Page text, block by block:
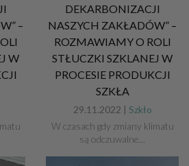
–
W
DEKARBONIZACJI
NASZYCH ZAKŁADÓW” –
ROZMAWIAMY O ROLI
STŁUCZKI SZKLANEJ W
PROCESIE PRODUKCJI
SZKŁA
29.11.2022 | Szkło
W czasach gdy zmiany klimatu
są odczuwalne...